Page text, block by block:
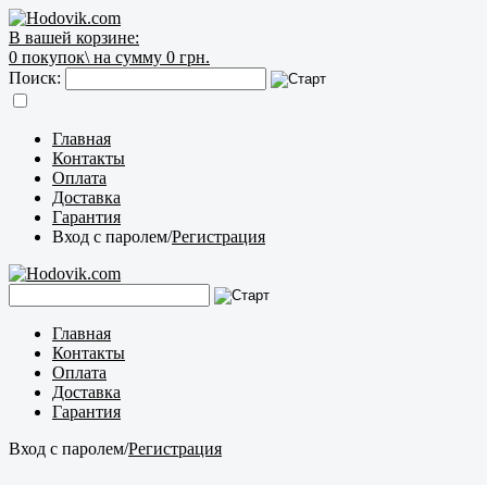
В вашей корзине:
0 покупок\ на сумму 0 грн.
Поиск:
Главная
Контакты
Оплата
Доставка
Гарантия
Вход с паролем/Регистрация
Главная
Контакты
Оплата
Доставка
Гарантия
Вход с паролем/Регистрация